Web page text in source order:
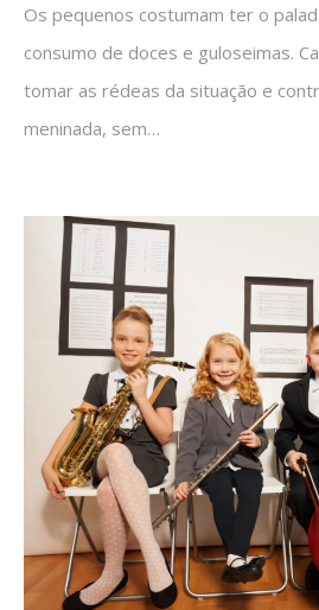
Os pequenos costumam ter o
consumo de doces e guloseimas.
tomar as rédeas da situação e
meninada, sem…